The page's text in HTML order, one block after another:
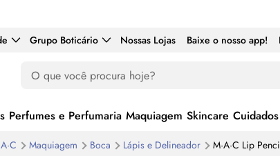
Grupo Boticário Nossas Lojas Baixe o nosso app!
Perfumes e Perfumaria Maquiagem Skincare
Maquiagem Boca Lápis e Delineador M·A·C Lip